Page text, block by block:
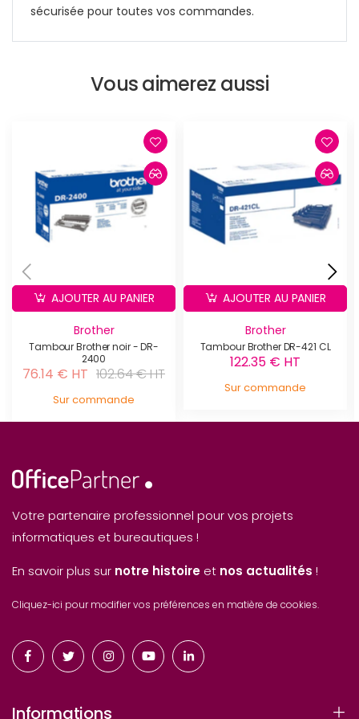
sécurisée pour toutes vos commandes.
Vous aimerez aussi
Brother
Tambour Brother noir - DR-
2400
76.14 € HT 102.64 € HT
Sur commande
AJOUTER AU PANIER
Brother
Tambour Brother DR-421 CL
122.35 € HT
Sur commande
AJOUTER AU PANIER
Votre partenaire professionnel pour vos projets
informatiques et bureautiques !
En savoir plus sur notre histoire et nos actualités !
Cliquez-ici pour modifier vos préférences en matière de cookies.
Informations